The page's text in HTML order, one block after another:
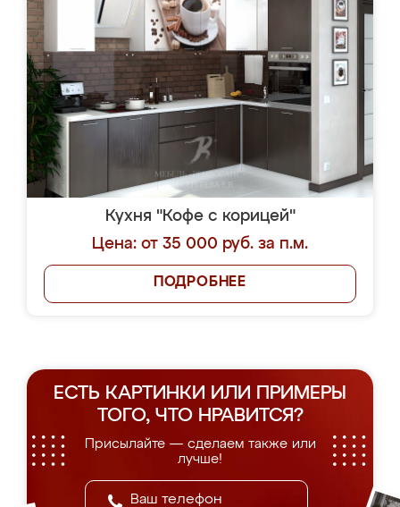
Кухня "Кофе с корицей"
Цена: от 35 000 руб. за п.м.
ПОДРОБНЕЕ
ЕСТЬ КАРТИНКИ ИЛИ ПРИМЕРЫ
ТОГО, ЧТО НРАВИТСЯ?
Присылайте — сделаем также или
лучше!